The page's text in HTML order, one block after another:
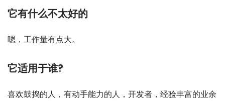
它有什么不太好的
嗯，工作量有点大。
它适用于谁?
喜欢鼓捣的人，有动手能力的人，开发者，经验丰富的业余